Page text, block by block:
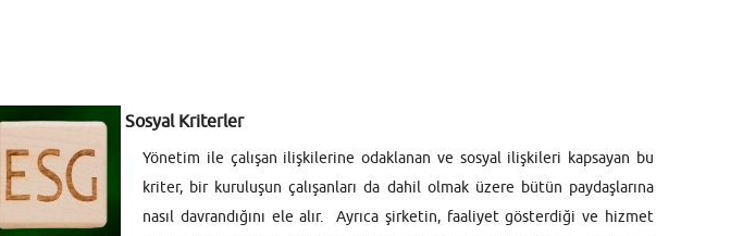
Sosyal Kriterler
Yönetim ile çalışan ilişkilerine odaklanan ve sosyal ilişkileri kapsayan bu
kriter, bir kuruluşun çalışanları da dahil olmak üzere bütün paydaşlarına
nasıl davrandığını ele alır. Ayrıca şirketin, faaliyet gösterdiği ve hizmet